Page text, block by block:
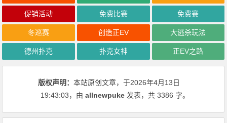
促销活动 免费比赛 免费赛
冬巡赛 创造正EV 大逃杀玩法
德州扑克 扑克女神 正EV之路
版权声明：本站原创文章，于2026年4月13日
19:43:03，由allnewpuke 发表，共 3386 字。